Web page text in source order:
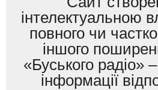
інтелектуальною
повного чи
іншого
«Буського радіо»
інформації